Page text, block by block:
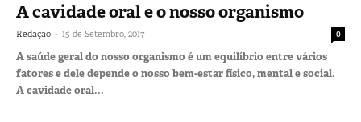
A cavidade oral e o nosso organismo
Redação - 15 de Setembro, 2017 0
A saúde geral do nosso organismo é um equilíbrio entre vários
fatores e dele depende o nosso bem-estar físico, mental e social.
A cavidade oral...